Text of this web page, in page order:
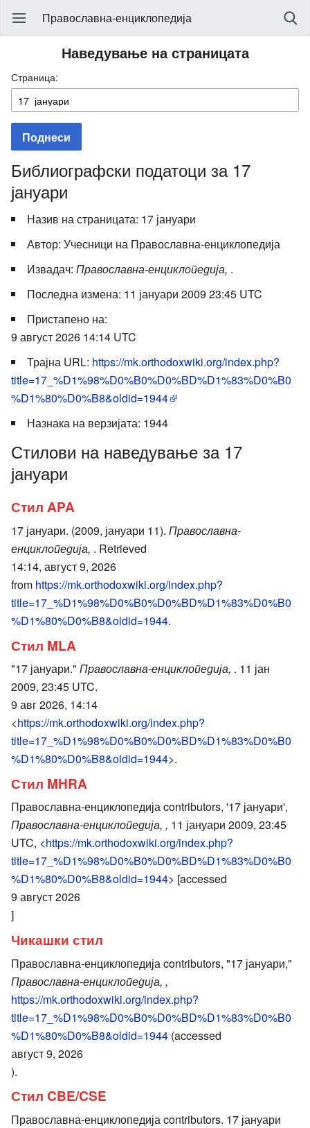
Православна-енциклопедија
Наведување на страницата
Страница:
Поднеси
Библиографски податоци за 17
јануари
Назив на страницата: 17 јануари
Автор: Учесници на Православна-енциклопедија
Извадач: Православна-енциклопедија, .
Последна измена: 11 јануари 2009 23:45 UTC
Пристапено на:
9 август 2026 14:14 UTC
Трајна URL: https://mk.orthodoxwiki.org/index.php?
title=17_%D1%98%D0%B0%D0%BD%D1%83%D0%B0
%D1%80%D0%B8&oldid=1944
Назнака на верзијата: 1944
Стилови на наведување за 17
јануари
Стил APA
17 јануари. (2009, јануари 11). Православна-
енциклопедија, . Retrieved
14:14, август 9, 2026
from https://mk.orthodoxwiki.org/index.php?
title=17_%D1%98%D0%B0%D0%BD%D1%83%D0%B0
%D1%80%D0%B8&oldid=1944.
Стил MLA
"17 јануари." Православна-енциклопедија, . 11 јан
2009, 23:45 UTC.
9 авг 2026, 14:14
<https://mk.orthodoxwiki.org/index.php?
title=17_%D1%98%D0%B0%D0%BD%D1%83%D0%B0
%D1%80%D0%B8&oldid=1944>.
Стил MHRA
Православна-енциклопедија contributors, '17 јануари',
Православна-енциклопедија, , 11 јануари 2009, 23:45
UTC, <https://mk.orthodoxwiki.org/index.php?
title=17_%D1%98%D0%B0%D0%BD%D1%83%D0%B0
%D1%80%D0%B8&oldid=1944> [accessed
9 август 2026
]
Чикашки стил
Православна-енциклопедија contributors, "17 јануари,"
Православна-енциклопедија, ,
https://mk.orthodoxwiki.org/index.php?
title=17_%D1%98%D0%B0%D0%BD%D1%83%D0%B0
%D1%80%D0%B8&oldid=1944 (accessed
август 9, 2026
).
Стил CBE/CSE
Православна-енциклопедија contributors. 17 јануари